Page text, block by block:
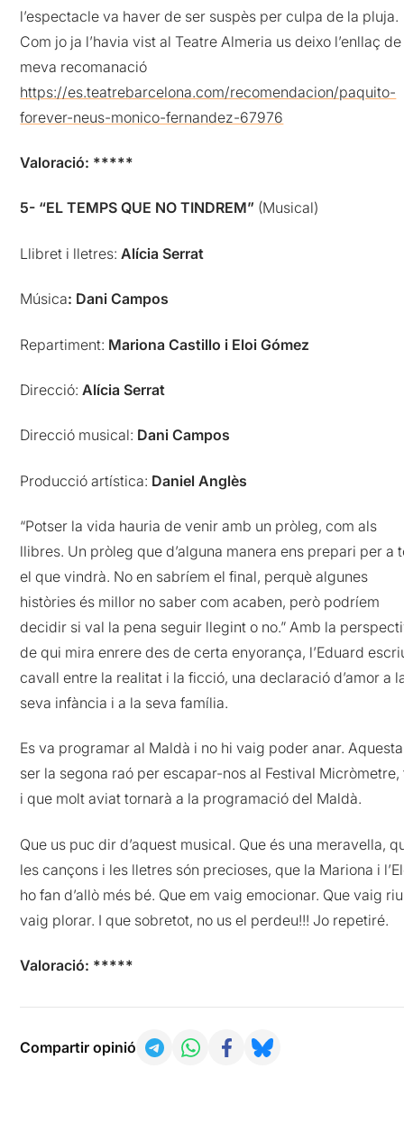
l’espectacle va haver de ser suspès per culpa de la pluja.
Com jo ja l’havia vist al Teatre Almeria us deixo l’enllaç
meva recomanació
https://es.teatrebarcelona.com/recomendacion/paquito-
forever-neus-monico-fernandez-67976
Valoració: *****
5- “EL TEMPS QUE NO TINDREM” (Musical)
Llibret i lletres:Alícia Serrat
Música: Dani Campos
Repartiment: Mariona Castillo i Eloi Gómez
Direcció:Alícia Serrat
Direcció musical: Dani Campos
Producció artística: Daniel Anglès
“Potser la vida hauria de venir amb un pròleg, com als
llibres. Un pròleg que d’alguna manera ens prepari per a
el que vindrà. No en sabríem el final, perquè algunes
històries és millor no saber com acaben, però podríem
decidir si val la pena seguir llegint o no.” Amb la
de qui mira enrere des de certa enyorança, l’Eduard
cavall entre la realitat i la ficció, una declaració d’amor a
seva infància i a la seva família.
Es va programar al Maldà i no hi vaig poder anar.
ser la segona raó per escapar-nos al Festival Micròmetre,
i que molt aviat tornarà a la programació del Maldà.
Que us puc dir d’aquest musical. Que és una meravella,
les cançons i les lletres són precioses, que la Mariona i
ho fan d’allò més bé. Que em vaig emocionar. Que vaig
vaig plorar. I que sobretot, no us el perdeu!!! Jo repetiré.
Valoració: *****
Compartir opinió